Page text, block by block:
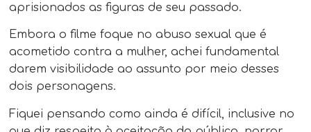
aprisionados as figuras de seu passado.
Embora o filme foque no abuso sexual que é
acometido contra a mulher, achei fundamental
darem visibilidade ao assunto por meio desses
dois personagens.
Fiquei pensando como ainda é difícil, inclusive no